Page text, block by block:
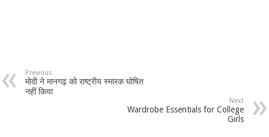
Previous
मोदी ने मानगढ़ को राष्ट्रीय स्मारक घोषित
नहीं किया
Next
Wardrobe Essentials for College
Girls